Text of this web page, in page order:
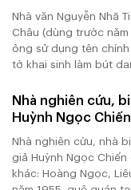
Nhà văn Nguyễn Nhã
Châu (dùng trước năm
ông sử dụng tên
tờ khai sinh làm bút
Nhà nghiên cứu,
Huỳnh Ngọc Chiến
Nhà nghiên cứu, nhà
giả Huỳnh Ngọc
khác: Hoàng Ngọc,